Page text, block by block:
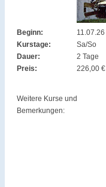
Beginn:
11.07.26
Kurstage:
Sa/So
Dauer:
2 Tage
Preis:
226,00 €
Weitere Kurse und
Bemerkungen: